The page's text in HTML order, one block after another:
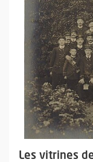
Les vitrines